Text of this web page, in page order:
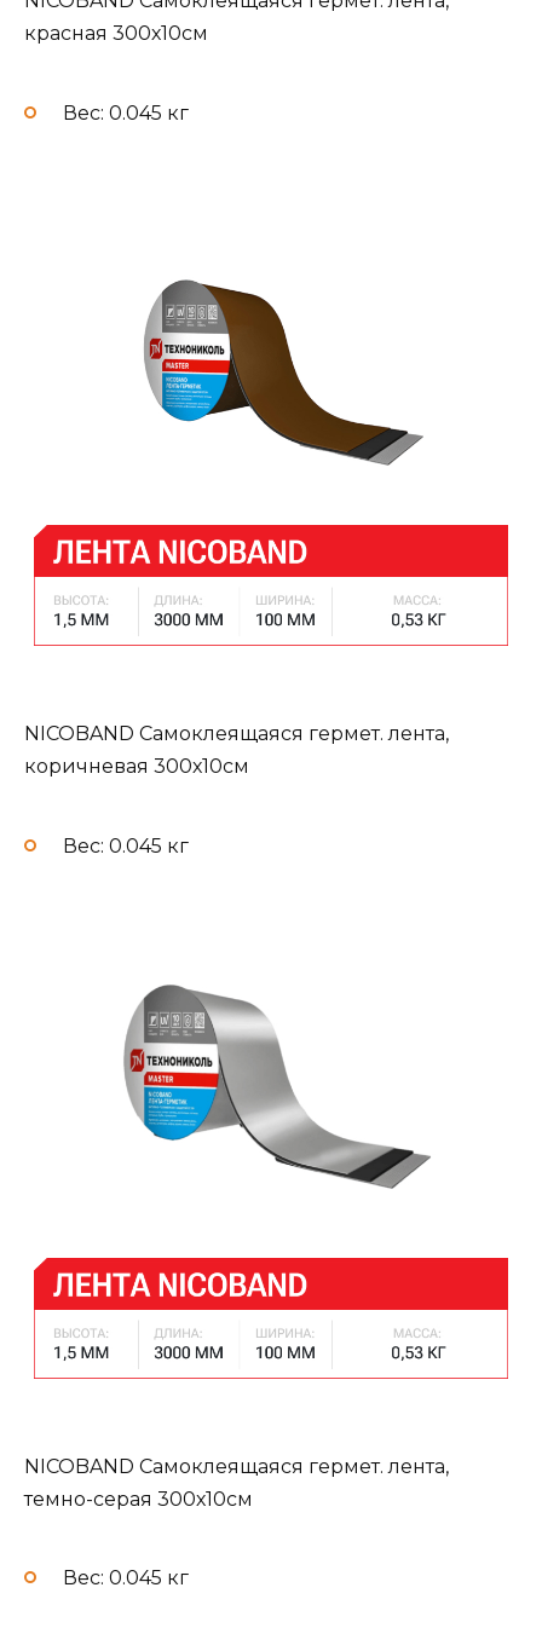
красная 300х10см
Вес: 0.045 кг
NICOBAND Самоклеящаяся гермет. лента,
коричневая 300х10см
Вес: 0.045 кг
NICOBAND Самоклеящаяся гермет. лента,
темно-серая 300х10см
Вес: 0.045 кг